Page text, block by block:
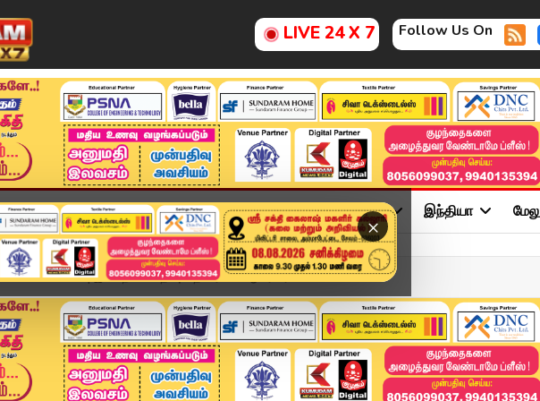
LIVE 24 X 7 Follow Us On
×
அண்மை தமிழ்நாடு சினிமா அரசியல் விளையாட்டு இந்தியா
Teacher Case | இடைநிலை பதிவு தொடர்பாக ஆசிரியர்க...